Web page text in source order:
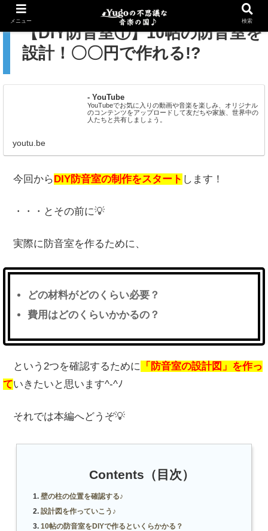
【DIY防音室①】10帖の防音室を
設計！〇〇円で作れる!?
- YouTube
YouTubeでお気に入りの動画や音楽を楽しみ、オリジナル
のコンテンツをアップロードして友だちや家族、世界中の
人たちと共有しましょう。
youtu.be
今回から DIY防音室の制作をスタート します！
・・・とその前に💡
実際に防音室を作るために、
どの材料がどのくらい必要？
費用はどのくらいかかるの？
という2つを確認するために 「防音室の設計図」を作っ
ていきたいと思います^-^ﾉ
それでは本編へどうぞ💡
Contents（目次）
壁の柱の位置を確認する♪
設計図を作っていこう♪
10帖の防音室をDIYで作るといくらかかる？
メニュー 検索